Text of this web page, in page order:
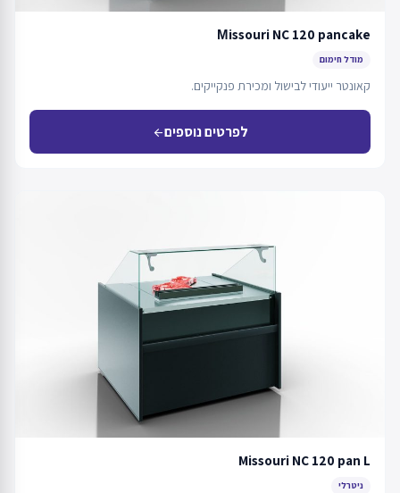
Мissouri NC 120 pancake
מודל חימום
קאונטר ייעודי לבישול ומכירת פנקייקים.
לפרטים נוספיםarrow_back
Missouri NC 120 pan L
ניטרלי